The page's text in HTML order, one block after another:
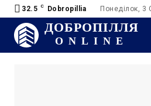
32.5 C Dobropillia Понеділок, 3
ДОБРОПІЛЛЯ
ONLINE